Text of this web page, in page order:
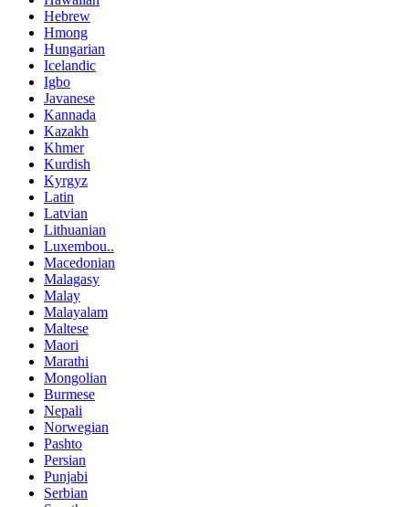
Hebrew
Hmong
Hungarian
Icelandic
Igbo
Javanese
Kannada
Kazakh
Khmer
Kurdish
Kyrgyz
Latin
Latvian
Lithuanian
Luxembou..
Macedonian
Malagasy
Malay
Malayalam
Maltese
Maori
Marathi
Mongolian
Burmese
Nepali
Norwegian
Pashto
Persian
Punjabi
Serbian